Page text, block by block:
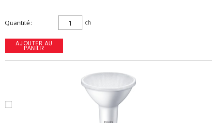
Quantité ch
AJOUTER AU
PANIER